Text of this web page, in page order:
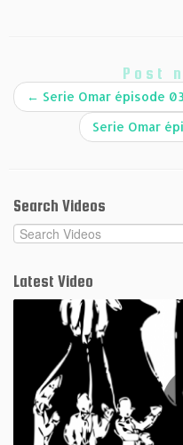
Post
← Serie Omar épisode
Serie Omar
Search Videos
Latest Video